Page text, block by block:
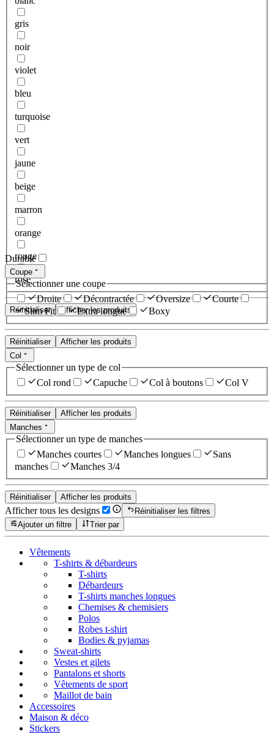
gris
noir
violet
bleu
turquoise
vert
jaune
beige
marron
orange
rouge
rose
Réinitialiser Afficher les produits
Durable
Coupe
Sélectionner une coupe
Droite
Décontractée Oversize
Courte
Slim Fit
Extra longue Boxy
Réinitialiser
Afficher les produits
Col
Sélectionner un type de col
Col rond
Capuche Col à boutons Col V
Réinitialiser
Afficher les produits
Manches
Sélectionner un type de manches
Manches courtes
Manches longues
Sans
manches
Manches 3/4
Réinitialiser Afficher les produits
Afficher tous les designs
Réinitialiser les filtres
Ajouter un filtre
Trier par
Vêtements
T-shirts & débardeurs
T-shirts
Débardeurs
T-shirts manches longues
Chemises & chemisiers
Polos
Robes t-shirt
Bodies & pyjamas
Sweat-shirts
Vestes et gilets
Pantalons et shorts
Vêtements de sport
Maillot de bain
Accessoires
Maison & déco
Stickers